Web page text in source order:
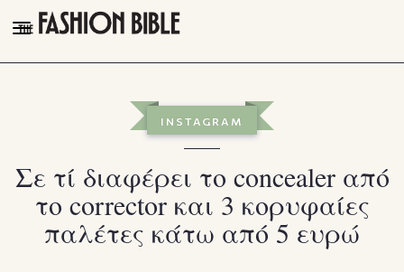
THE FASHION BIBLE
TALK OF THE TOWN
PLEASURES
VIDEOS
INSTAGRAM
Σε τί διαφέρει το concealer από
το corrector και 3 κορυφαίες
παλέτες κάτω από 5 ευρώ